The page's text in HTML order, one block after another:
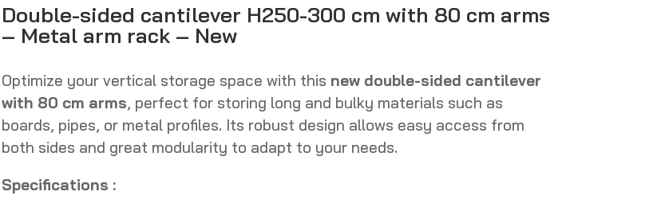
Double-sided cantilever H250-300 cm with 80 cm arms
– Metal arm rack – New
Optimize your vertical storage space with this new double-sided cantilever
with 80 cm arms, perfect for storing long and bulky materials such as
boards, pipes, or metal profiles. Its robust design allows easy access from
both sides and great modularity to adapt to your needs.
Specifications :